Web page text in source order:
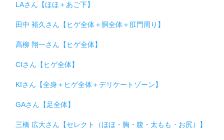
LAさん【ほほ＋あご下】
田中 裕久さん【ヒゲ全体＋胴全体＋肛門周り】
高柳 翔一さん【ヒゲ全体】
CIさん【ヒゲ全体】
KIさん【全身＋ヒゲ全体＋デリケートゾーン】
GAさん【足全体】
三橋 広大さん【セレクト（ほほ・胸・腹・太もも・お尻）】